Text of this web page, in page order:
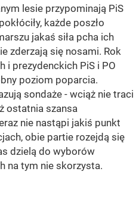
lesie przypominają PiS
każde poszło
jakaś siła pcha ich
zderzają się nosami. Rok
i prezydenckich PiS i PO
poziom poparcia.
sondaże - wciąż nie traci
ostatnia szansa
nie nastąpi jakiś punkt
obie partie rozejdą się
dzielą do wyborów
na tym nie skorzysta.